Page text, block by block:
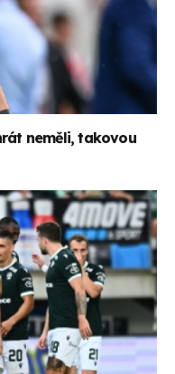
neměli, takovou